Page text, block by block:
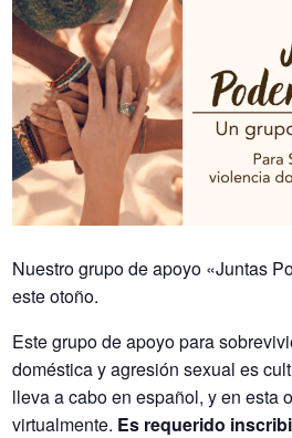
Nuestro grupo de apoyo «Juntas
este otoño.
Este grupo de apoyo para
doméstica y agresión sexual es
lleva a cabo en español, y en esta
virtualmente. Es requerido